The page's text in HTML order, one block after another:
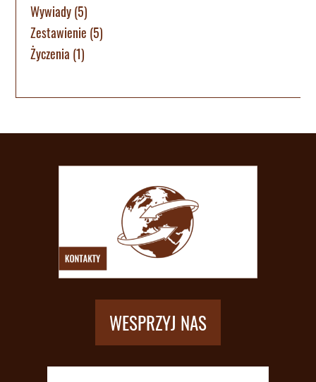
Wywiady(5)
Zestawienie (5)
Życzenia (1)
WESPRZYJ NAS